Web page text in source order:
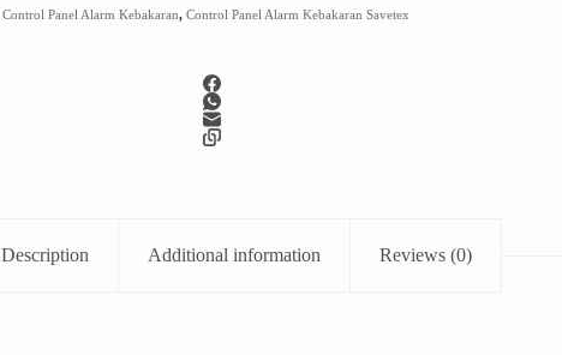
Control Panel Alarm Kebakaran, Control Panel Alarm Kebakaran Savetex
Description Additional information Reviews (0)